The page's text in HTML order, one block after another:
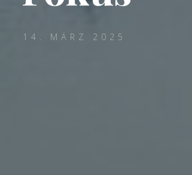
14. MÄRZ 2025